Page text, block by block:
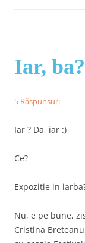
Iar, ba?
5 Răspunsuri
Iar ? Da, iar :)
Ce?
Expozitie in
Nu, e pe bune,
Cristina